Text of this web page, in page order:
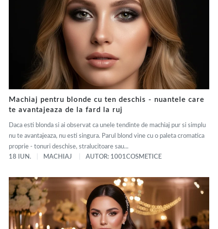
Machiaj pentru blonde cu ten deschis - nuantele care
te avantajeaza de la fard la ruj
Daca esti blonda si ai observat ca unele tendinte de machiaj pur si simplu
nu te avantajeaza, nu esti singura. Parul blond vine cu o paleta cromatica
proprie - tonuri deschise, stralucitoare sau...
18 IUN.
MACHIAJ AUTOR: 1001COSMETICE